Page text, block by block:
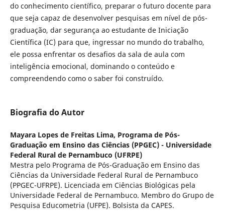
do conhecimento científico, preparar o futuro docente para
que seja capaz de desenvolver pesquisas em nível de pós-
graduação, dar segurança ao estudante de Iniciação
Científica (IC) para que, ingressar no mundo do trabalho,
ele possa enfrentar os desafios da sala de aula com
inteligência emocional, dominando o conteúdo e
compreendendo como o saber foi construído.
Biografia do Autor
Mayara Lopes de Freitas Lima, Programa de Pós-
Graduação em Ensino das Ciências (PPGEC) - Universidade
Federal Rural de Pernambuco (UFRPE)
Mestra pelo Programa de Pós-Graduação em Ensino das
Ciências da Universidade Federal Rural de Pernambuco
(PPGEC-UFRPE). Licenciada em Ciências Biológicas pela
Universidade Federal de Pernambuco. Membro do Grupo de
Pesquisa Educometria (UFPE). Bolsista da CAPES.